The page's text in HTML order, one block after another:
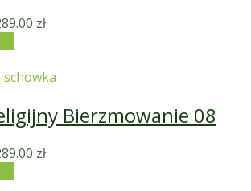
zł
schowka
Bierzmowanie 08
zł